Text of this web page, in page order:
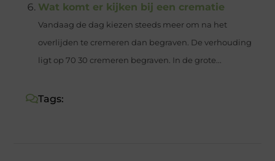
Wat komt er kijken bij een crematie
Vandaag de dag kiezen steeds meer om na het
overlijden te cremeren dan begraven. De verhouding
ligt op 70 30 cremeren begraven. In de grote...
Tags: